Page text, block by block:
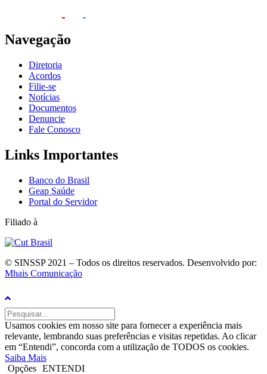
Navegação
Diretoria
Acordos
Filie-se
Notícias
Documentos
Denuncie
Fale Conosco
Links Importantes
Banco do Brasil
Geap Saúde
Portal do Servidor
Filiado à
© SINSSP 2021 – Todos os direitos reservados. Desenvolvido por:
Mhais Comunicação
Usamos cookies em nosso site para fornecer a experiência mais
relevante, lembrando suas preferências e visitas repetidas. Ao clicar
em “Entendi”, concorda com a utilização de TODOS os cookies.
Saiba Mais
Opções ENTENDI